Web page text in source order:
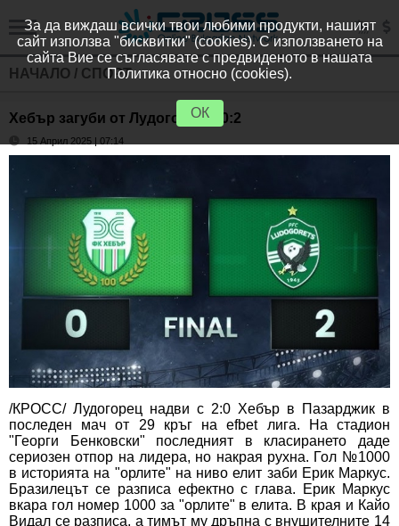
НАЧАЛО / СПОРТ
Хебър загуби от Лудогорец с 0:2
15 Април 2025 | 07:14
/КРОСС/ Лудогорец надви с 2:0 Хебър в Пазарджик в
последен мач от 29 кръг на efbet лига. На стадион
"Георги Бенковски" последният в класирането даде
сериозен отпор на лидера, но накрая рухна. Гол №1000
в историята на "орлите" на ниво елит заби Ерик Маркус.
Бразилецът се разписа ефектно с глава. Ерик Маркус
вкара гол номер 1000 за "орлите" в елита. В края и Кайо
Видал се разписа, а тимът му дръпна с внушителните 14
За да виждаш всички твои любими продукти, нашият
сайт използва "бисквитки" (cookies). С използването на
сайта Вие се съгласявате с предвиденото в нашата
Политика относно (cookies).
ОК